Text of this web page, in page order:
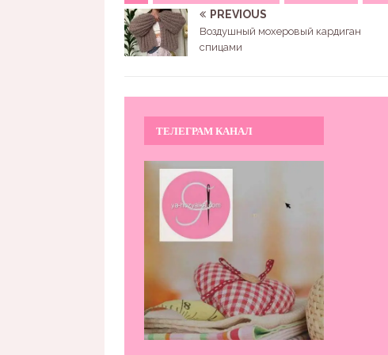
PREVIOUS
Воздушный мохеровый кардиган
спицами
ТЕЛЕГРАМ КАНАЛ